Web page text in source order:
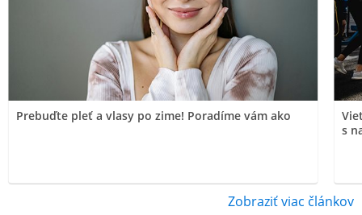
Prebuďte pleť a vlasy po zime! Poradíme vám ako
s
Zobraziť viac článkov